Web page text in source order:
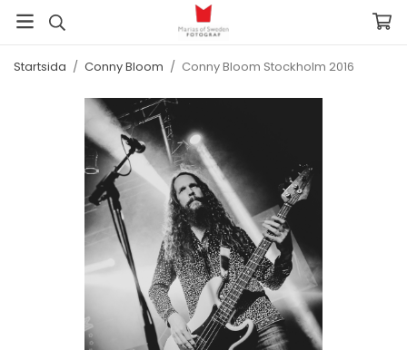
Startsida / Conny Bloom / Conny Bloom Stockholm 2016